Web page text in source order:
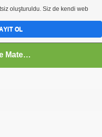
Tüm dersler ve Matematik
oluşturuldu. Siz de kendi web
OL